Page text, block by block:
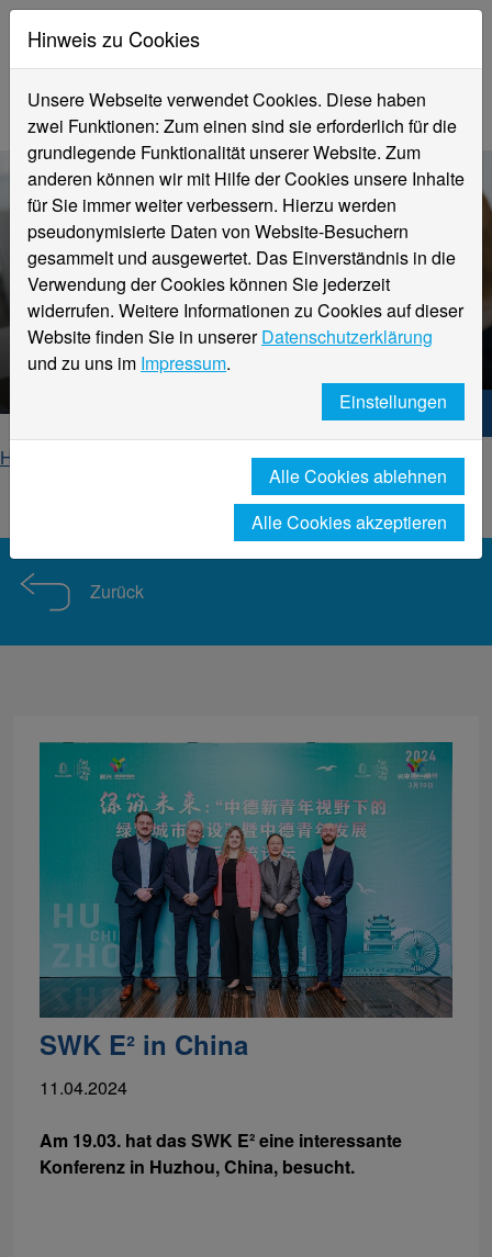
Fachbereich
Wirtschaftsingenieurwesen
Aktuelles
Hochschule Niederrhein. Dein Weg.
Home
Fachbereich Wirtschaftsingenieurwesen
news-detailansicht
Zurück
SWK E² in China
11.04.2024
Am 19.03. hat das SWK E² eine interessante
Konferenz in Huzhou, China, besucht.
Hinweis zu Cookies
Unsere Webseite verwendet Cookies. Diese haben
zwei Funktionen: Zum einen sind sie erforderlich für die
grundlegende Funktionalität unserer Website. Zum
anderen können wir mit Hilfe der Cookies unsere Inhalte
für Sie immer weiter verbessern. Hierzu werden
pseudonymisierte Daten von Website-Besuchern
gesammelt und ausgewertet. Das Einverständnis in die
Verwendung der Cookies können Sie jederzeit
widerrufen. Weitere Informationen zu Cookies auf dieser
Website finden Sie in unsererDatenschutzerklärung
und zu uns im Impressum.
Einstellungen
Alle Cookies ablehnen
Alle Cookies akzeptieren